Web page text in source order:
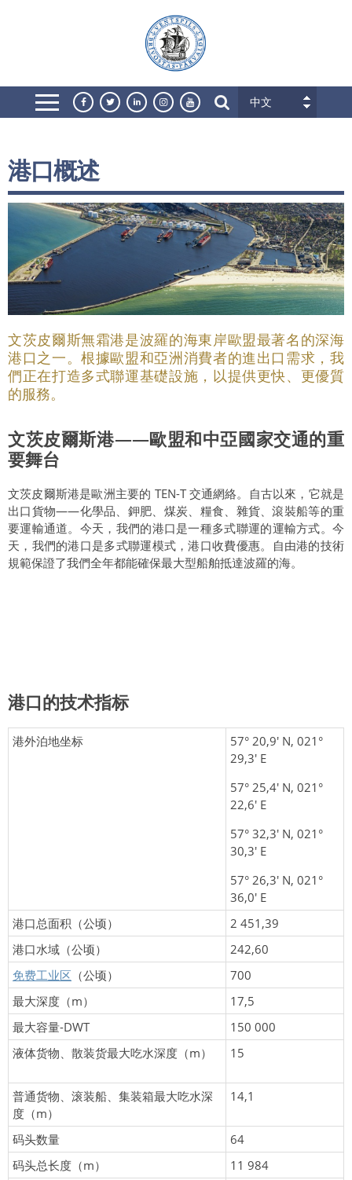
中文
港口概述
文茨皮爾斯無霜港是波羅的海東岸歐盟最著名的深海
港口之一。根據歐盟和亞洲消費者的進出口需求，我
們正在打造多式聯運基礎設施，以提供更快、更優質
的服務。
文茨皮爾斯港——歐盟和中亞國家交通的重
要舞台
文茨皮爾斯港是歐洲主要的 TEN-T 交通網絡。自古以來，它就是
出口貨物——化學品、鉀肥、煤炭、糧食、雜貨、滾裝船等的重
要運輸通道。今天，我們的港口是一種多式聯運的運輸方式。今
天，我們的港口是多式聯運模式，港口收費優惠。自由港的技術
規範保證了我們全年都能確保最大型船舶抵達波羅的海。
港口的技术指标
港外泊地坐标
57° 20,9' N, 021°
29,3' E
57° 25,4' N, 021°
22,6' E
57° 32,3' N, 021°
30,3' E
57° 26,3' N, 021°
36,0' E
港口总面积（公顷）
2 451,39
港口水域（公顷）
242,60
免费工业区 （公顷）
700
最大深度（m）
17,5
最大容量-DWT
150 000
液体货物、散装货最大吃水深度（m）
15
普通货物、滚装船、集装箱最大吃水深
度（m）
14,1
码头数量
64
码头总长度（m）
11 984